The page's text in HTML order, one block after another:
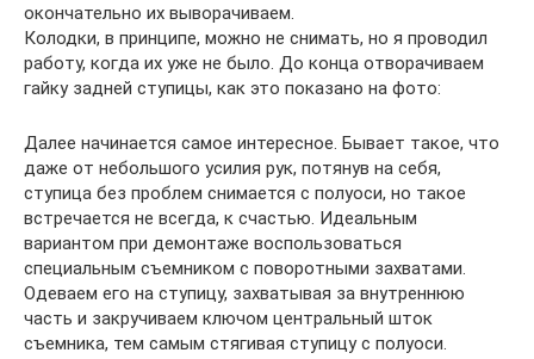
окончательно их выворачиваем.
Колодки, в принципе, можно не снимать, но я проводил
работу, когда их уже не было. До конца отворачиваем
гайку задней ступицы, как это показано на фото:
Далее начинается самое интересное. Бывает такое, что
даже от небольшого усилия рук, потянув на себя,
ступица без проблем снимается с полуоси, но такое
встречается не всегда, к счастью. Идеальным
вариантом при демонтаже воспользоваться
специальным съемником с поворотными захватами.
Одеваем его на ступицу, захватывая за внутреннюю
часть и закручиваем ключом центральный шток
съемника, тем самым стягивая ступицу с полуоси.